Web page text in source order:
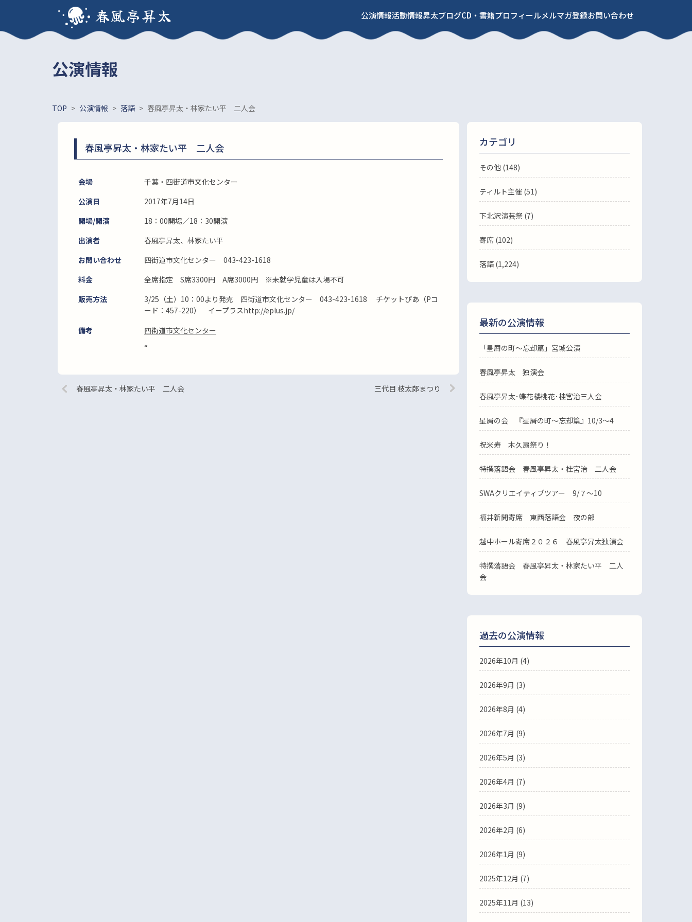
春風亭昇太 公演情報活動情報昇太ブログCD・書籍プロフィールメルマガ登録お問い合わせ
公演情報
TOP > 公演情報 > 落語 > 春風亭昇太・林家たい平 二人会
春風亭昇太・林家たい平 二人会
会場
千葉・四街道市文化センター
公演日
2017年7月14日
開場/開演
18：00開場／18：30開演
出演者
春風亭昇太、林家たい平
お問い合わせ
四街道市文化センター 043-423-1618
料金
全席指定 S席3300円 A席3000円 ※未就学児童は入場不可
販売方法
3/25（土）10：00より発売 四街道市文化センター 043-423-1618 チケットぴあ（Pコ
ード：457-220） イープラスhttp://eplus.jp/
備考
四街道市文化センター
“
春風亭昇太・林家たい平 二人会 三代目 枝太郎まつり
カテゴリ
その他 (148)
ティルト主催 (51)
下北沢演芸祭 (7)
寄席 (102)
落語(1,224)
最新の公演情報
「星屑の町～忘却篇」宮城公演
春風亭昇太 独演会
春風亭昇太･蝶花楼桃花･桂宮治三人会
星屑の会 『星屑の町～忘却篇』10/3～4
祝米寿 木久扇祭り！
特撰落語会 春風亭昇太・桂宮治 二人会
SWAクリエイティブツアー 9/７～10
福井新聞寄席 東西落語会 夜の部
越中ホール寄席２０２６ 春風亭昇太独演会
特撰落語会 春風亭昇太・林家たい平 二人
会
過去の公演情報
2026年10月 (4)
2026年9月 (3)
2026年8月 (4)
2026年7月 (9)
2026年5月 (3)
2026年4月 (7)
2026年3月 (9)
2026年2月 (6)
2026年1月 (9)
2025年12月 (7)
2025年11月 (13)